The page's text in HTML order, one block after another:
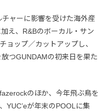
ャーに影響を受けた海外産
え、R&Bのボーカル・サン
ョップ／カットアップし、
つGUNDAMの初来日を果た
のほか、今年飛ぶ鳥を
YUC’eが年末のPOOLに集